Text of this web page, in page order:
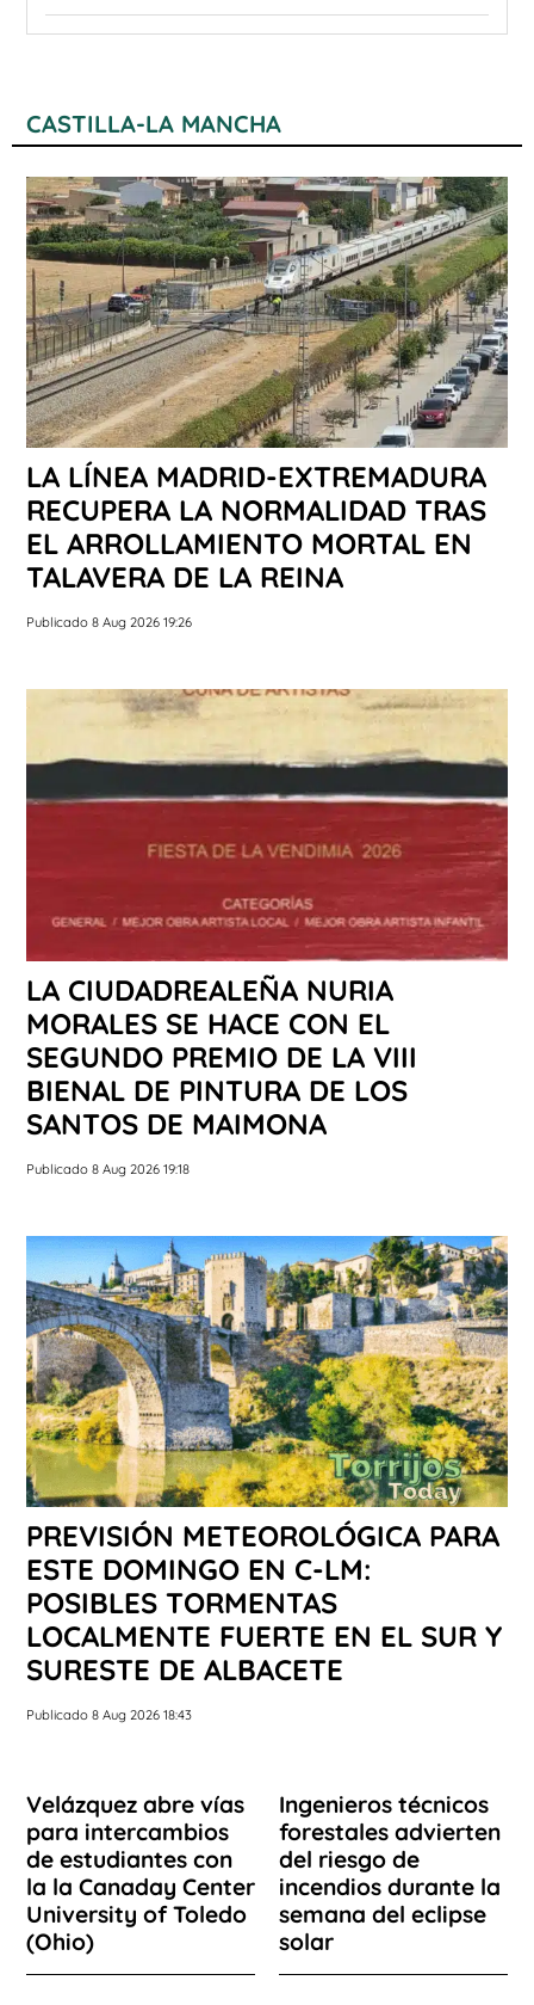
CASTILLA-LA MANCHA
LA LÍNEA MADRID-EXTREMADURA
RECUPERA LA NORMALIDAD TRAS
EL ARROLLAMIENTO MORTAL EN
TALAVERA DE LA REINA
Publicado 8 Aug 2026 19:26
LA CIUDADREALEÑA NURIA
MORALES SE HACE CON EL
SEGUNDO PREMIO DE LA VIII
BIENAL DE PINTURA DE LOS
SANTOS DE MAIMONA
Publicado 8 Aug 2026 19:18
PREVISIÓN METEOROLÓGICA PARA
ESTE DOMINGO EN C-LM:
POSIBLES TORMENTAS
LOCALMENTE FUERTE EN EL SUR Y
SURESTE DE ALBACETE
Publicado 8 Aug 2026 18:43
Velázquez abre vías
para intercambios
de estudiantes con
la la Canaday Center
University of Toledo
(Ohio)
Ingenieros técnicos
forestales advierten
del riesgo de
incendios durante la
semana del eclipse
solar